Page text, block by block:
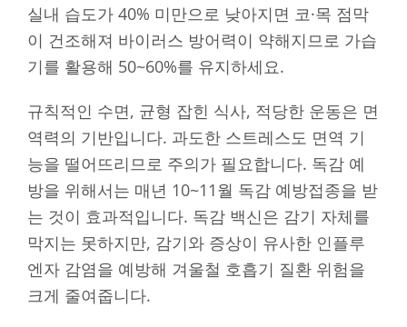
실내 습도가 40% 미만으로 낮아지면 코·목 점막
이 건조해져 바이러스 방어력이 약해지므로 가습
기를 활용해 50~60%를 유지하세요.
규칙적인 수면, 균형 잡힌 식사, 적당한 운동은 면
역력의 기반입니다. 과도한 스트레스도 면역 기
능을 떨어뜨리므로 주의가 필요합니다. 독감 예
방을 위해서는 매년 10~11월 독감 예방접종을 받
는 것이 효과적입니다. 독감 백신은 감기 자체를
막지는 못하지만, 감기와 증상이 유사한 인플루
엔자 감염을 예방해 겨울철 호흡기 질환 위험을
크게 줄여줍니다.